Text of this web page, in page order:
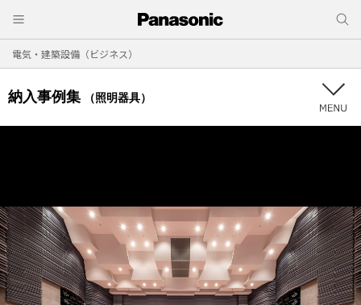
電気・建築設備（ビジネス）
納入事例集 （照明器具）